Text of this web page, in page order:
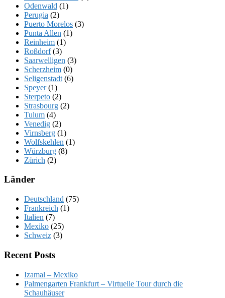
Odenwald (1)
Perugia (2)
Puerto Morelos (3)
Punta Allen (1)
Reinheim (1)
Roßdorf(3)
Saarwelligen (3)
Scherzheim (0)
Seligenstadt (6)
Speyer(1)
Sterpeto (2)
Strasbourg (2)
Tulum (4)
Venedig (2)
Virnsberg (1)
Wolfskehlen (1)
Würzburg (8)
Zürich (2)
Länder
Deutschland (75)
Frankreich (1)
Italien (7)
Mexiko (25)
Schweiz (3)
Recent Posts
Izamal – Mexiko
Palmengarten Frankfurt – Virtuelle Tour durch die
Schauhäuser